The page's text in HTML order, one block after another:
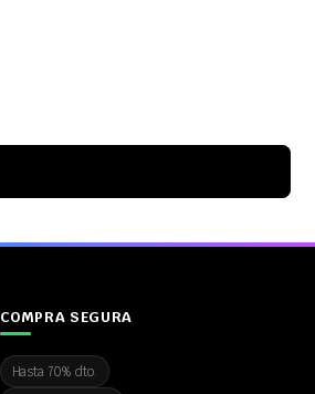
COMPRA SEGURA
Hasta 70% dto.